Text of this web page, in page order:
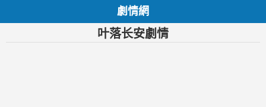
劇情網
叶落长安劇情